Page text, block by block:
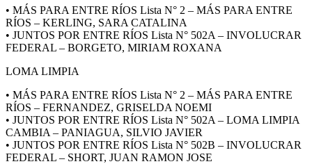
• MÁS PARA ENTRE RÍOS Lista N° 2 – MÁS PARA ENTRE
RÍOS – KERLING, SARA CATALINA
• JUNTOS POR ENTRE RÍOS Lista N° 502A – INVOLUCRAR
FEDERAL – BORGETO, MIRIAM ROXANA
LOMA LIMPIA
• MÁS PARA ENTRE RÍOS Lista N° 2 – MÁS PARA ENTRE
RÍOS – FERNANDEZ, GRISELDA NOEMI
• JUNTOS POR ENTRE RÍOS Lista N° 502A – LOMA LIMPIA
CAMBIA – PANIAGUA, SILVIO JAVIER
• JUNTOS POR ENTRE RÍOS Lista N° 502B – INVOLUCRAR
FEDERAL – SHORT, JUAN RAMON JOSE